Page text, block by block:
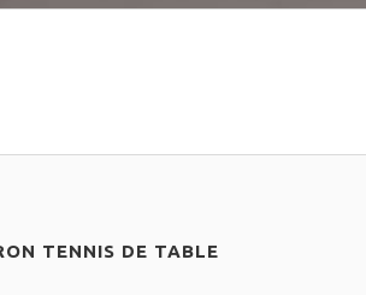
TENNIS DE TABLE